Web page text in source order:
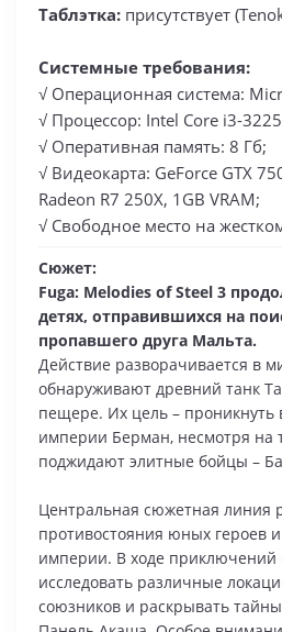
Таблэтка: присутствует
Системные требования:
√ Операционная система:
√ Процессор: Intel Core i3-
√ Оперативная память: 8 Гб;
√ Видеокарта: GeForce GTX
Radeon R7 250X, 1GB VRAM;
√ Свободное место на
Сюжет:
Fuga: Melodies of Steel 3
детях, отправившихся на
пропавшего друга Мальта.
Действие разворачивается в
обнаруживают древний танк
пещере. Их цель – проникнуть
империи Берман, несмотря на
поджидают элитные бойцы –
Центральная сюжетная линия
противостояния юных героев
империи. В ходе приключений
исследовать различные
союзников и раскрывать